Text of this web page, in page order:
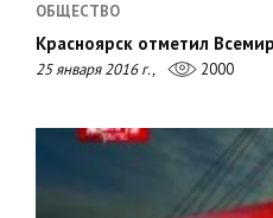
ОБЩЕСТВО
Красноярск отметил
25 января 2016 г., 2000